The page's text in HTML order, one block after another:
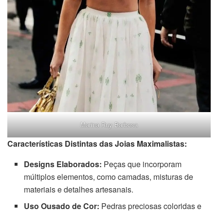
Marina Ruy Barbosa
Características Distintas das Joias Maximalistas:
Designs Elaborados: Peças que incorporam
múltiplos elementos, como camadas, misturas de
materiais e detalhes artesanais.
Uso Ousado de Cor: Pedras preciosas coloridas e